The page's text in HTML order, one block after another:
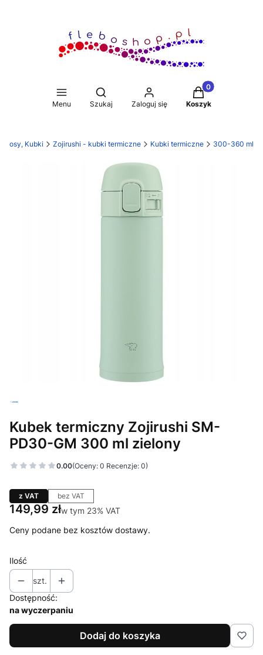
Menu
Otwórz wyszukiwarkę
Szukaj Zaloguj się
Produkty w
Koszyk
Kubki Zojirushi - kubki termiczne Kubki termiczne 300-360 ml
Kubek termiczny Zojirushi SM-
PD30-GM 300 ml zielony
0.00(Oceny: 0 Recenzje: 0)
z VAT bez VAT
Cena
149,99 złw tym 23% VAT
w tym 23% VAT
Ceny podane bez kosztów dostawy.
Ilość
szt.
Dostępność:
na wyczerpaniu
Dodaj do koszyka